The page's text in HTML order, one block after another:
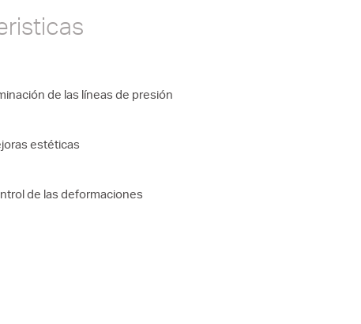
de las líneas de presión
estéticas
de las deformaciones